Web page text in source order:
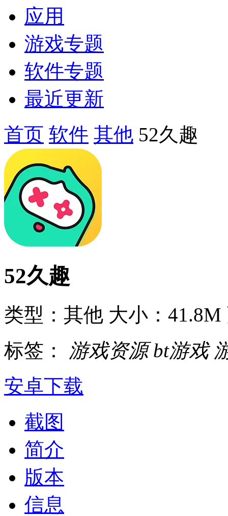
应用
游戏专题
软件专题
最近更新
首页 软件 其他 52久趣
52久趣
类型：其他 大小：41.8M
标签： 游戏资源 bt游戏
安卓下载
截图
简介
版本
信息